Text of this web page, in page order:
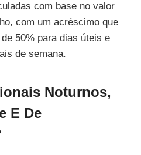
com base no valor
com um acréscimo que
50% para dias úteis e
de semana.
Noturnos,
E De